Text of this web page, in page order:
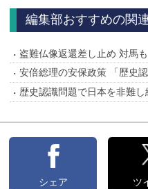
へ
編集部おすすめの関
盗難仏像返還差し止め 対馬
安倍総理の安保政策 「歴史
歴史認識問題で日本を非難
シェア ツ